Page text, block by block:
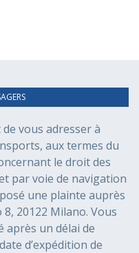
vous adresser à
aux termes du
le droit des
par voie de navigation
une plainte auprès
20122 Milano. Vous
après un délai de
d’expédition de